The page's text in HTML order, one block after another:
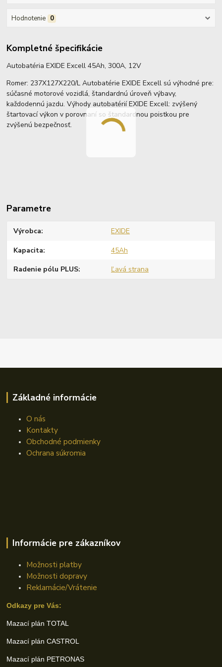
Hodnotenie 0
Kompletné špecifikácie
Autobatéria EXIDE Excell 45Ah, 300A, 12V
Romer: 237X127X220/L Autobatérie EXIDE Excell sú výhodné pre:
súčasné motorové vozidlá, štandardnú úroveň výbavy,
každodennú jazdu. Výhody autobatérií EXIDE Excell: zvýšený
štartovací výkon v porovnaní so štandardnou poistkou pre
zvýšenú bezpečnosť.
Parametre
Výrobca EXIDE
Kapacita 45Ah
Radenie pólu PLUS Ľavá strana
Základné informácie
O nás
Kontakty
Obchodné podmienky
Ochrana súkromia
Informácie pre zákazníkov
Možnosti platby
Možnosti dopravy
Reklamácie/Vrátenie
Odkazy pre Vás:
Mazací plán TOTAL
Mazací plán CASTROL
Mazací plán PETRONAS